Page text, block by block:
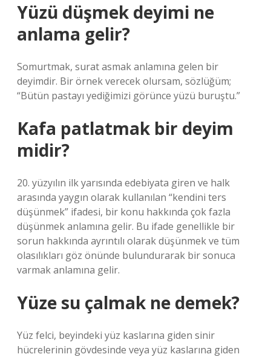
Yüzü düşmek deyimi ne
anlama gelir?
Somurtmak, surat asmak anlamına gelen bir
deyimdir. Bir örnek verecek olursam, sözlüğüm;
“Bütün pastayı yediğimizi görünce yüzü buruştu.”
Kafa patlatmak bir deyim
midir?
20. yüzyılın ilk yarısında edebiyata giren ve halk
arasında yaygın olarak kullanılan “kendini ters
düşünmek” ifadesi, bir konu hakkında çok fazla
düşünmek anlamına gelir. Bu ifade genellikle bir
sorun hakkında ayrıntılı olarak düşünmek ve tüm
olasılıkları göz önünde bulundurarak bir sonuca
varmak anlamına gelir.
Yüze su çalmak ne demek?
Yüz felci, beyindeki yüz kaslarına giden sinir
hücrelerinin gövdesinde veya yüz kaslarına giden